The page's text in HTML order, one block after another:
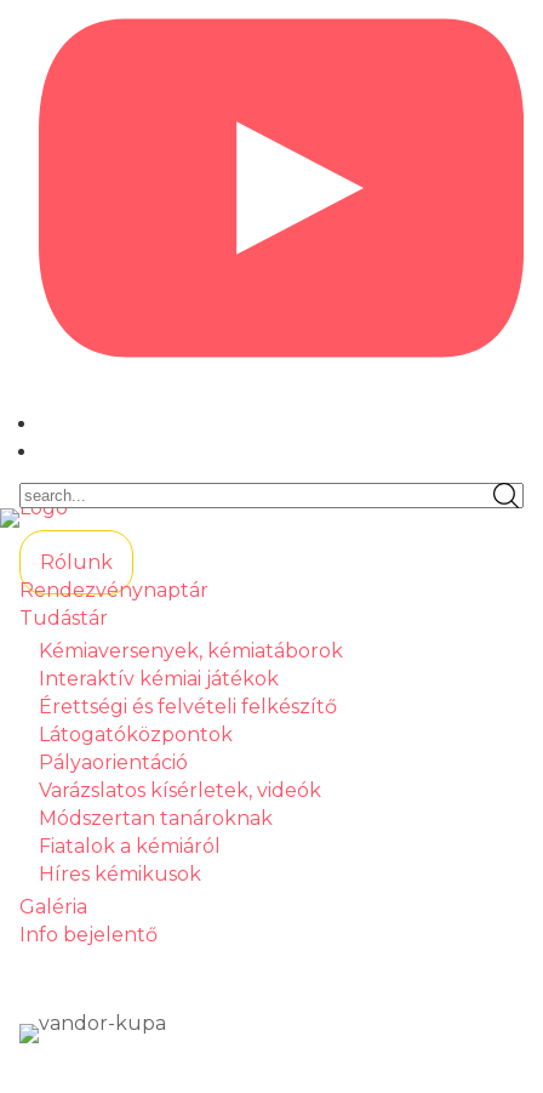
Rólunk
Rendezvénynaptár
Tudástár
Kémiaversenyek, kémiatáborok
Interaktív kémiai játékok
Érettségi és felvételi felkészítő
Látogatóközpontok
Pályaorientáció
Varázslatos kísérletek, videók
Módszertan tanároknak
Fiatalok a kémiáról
Híres kémikusok
Galéria
Info bejelentő